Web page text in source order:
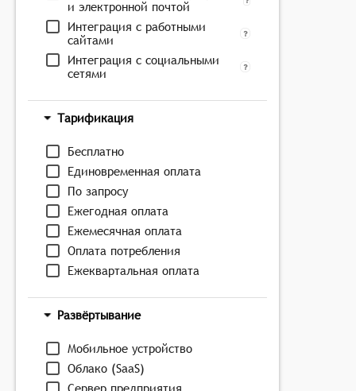
и электронной почтой
Интеграция с работными
сайтами
Интеграция с социальными
сетями
Тарификация
Бесплатно
Единовременная оплата
По запросу
Ежегодная оплата
Ежемесячная оплата
Оплата потребления
Ежеквартальная оплата
Развёртывание
Мобильное устройство
Облако (SaaS)